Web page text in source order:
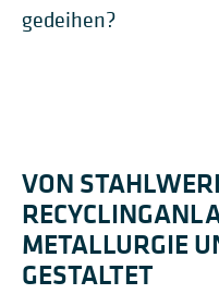
gedeihen?
VON
METALLURGIE
GESTALTET